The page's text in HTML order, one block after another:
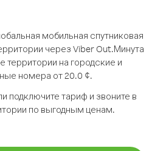
мобильная спутниковая
через Viber Out.Минута
территории на городские и
номера от 20.0 ¢.
подключите тариф и звоните в
по выгодным ценам.